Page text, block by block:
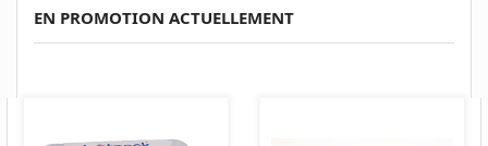
EN PROMOTION ACTUELLEMENT